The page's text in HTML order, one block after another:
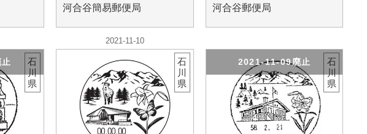
河合谷簡易郵便局 河合谷郵便局
石
川
県
2021-11-10
石
川
県
2021-11-09廃止
石
川
県